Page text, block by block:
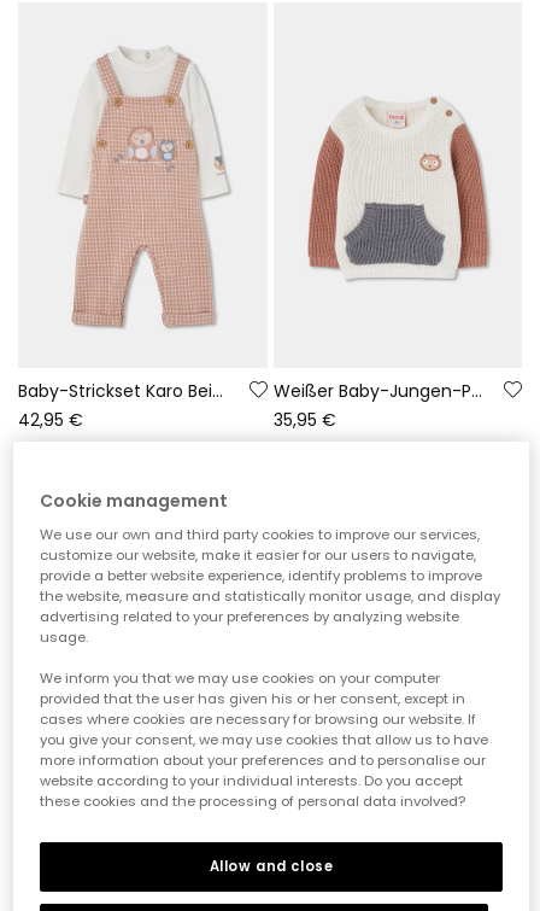
Baby-Strickset Karo Beige mit gestickten Eulen
42,95 €
Weißer Baby-Jungen-Pullover mit kombinierter Tasche
35,95 €
Blaues Strick-Set für Baby-Jungen mit Eulen-Print
Blauer Frottee-Strampler für Baby mit Eulen-Stickerei
29,95 €
Cookie management
We use our own and third party cookies to improve our services,
customize our website, make it easier for our users to navigate,
provide a better website experience, identify problems to improve
the website, measure and statistically monitor usage, and display
advertising related to your preferences by analyzing website
usage.
We inform you that we may use cookies on your computer
provided that the user has given his or her consent, except in
cases where cookies are necessary for browsing our website. If
you give your consent, we may use cookies that allow us to have
more information about your preferences and to personalise our
website according to your individual interests. Do you accept
these cookies and the processing of personal data involved?
Allow and close